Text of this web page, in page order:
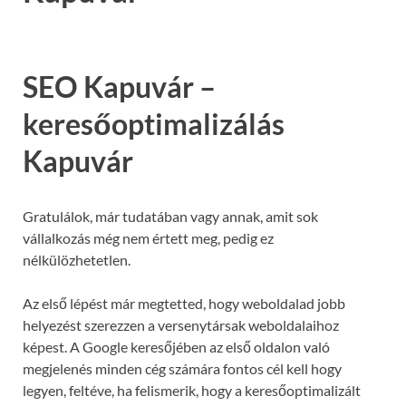
SEO Kapuvár –
keresőoptimalizálás
Kapuvár
Gratulálok, már tudatában vagy annak, amit sok
vállalkozás még nem értett meg, pedig ez
nélkülözhetetlen.
Az első lépést már megtetted, hogy weboldalad jobb
helyezést szerezzen a versenytársak weboldalaihoz
képest. A Google keresőjében az első oldalon való
megjelenés minden cég számára fontos cél kell hogy
legyen, feltéve, ha felismerik, hogy a keresőoptimalizált